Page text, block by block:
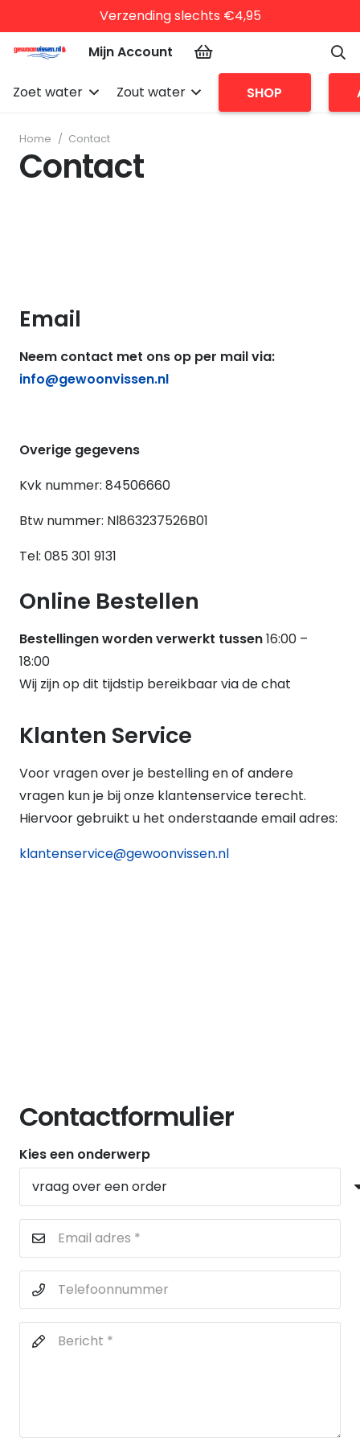
Verzending slechts €4,95
Mijn Account
Zoet water Zout water SHOP
Home / Contact
Contact
Email
Neem contact met ons op per mail via:
info@gewoonvissen.nl
Overige gegevens
Kvk nummer: 84506660
Btw nummer: Nl863237526B01
Tel: 085 301 9131
Online Bestellen
Bestellingen worden verwerkt tussen16:00 –
18:00
Wij zijn op dit tijdstip bereikbaar via de chat
Klanten Service
Voor vragen over je bestelling en of andere
vragen kun je bij onze klantenservice terecht.
Hiervoor gebruikt u het onderstaande email adres:
klantenservice@gewoonvissen.nl
Contactformulier
Kies een onderwerp